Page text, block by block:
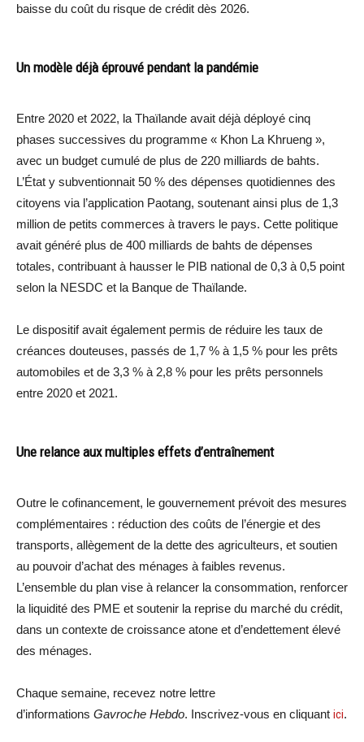
baisse du coût du risque de crédit dès 2026.
Un modèle déjà éprouvé pendant la pandémie
Entre 2020 et 2022, la Thaïlande avait déjà déployé cinq
phases successives du programme « Khon La Khrueng »,
avec un budget cumulé de plus de 220 milliards de bahts.
L’État y subventionnait 50 % des dépenses quotidiennes des
citoyens via l’application Paotang, soutenant ainsi plus de 1,3
million de petits commerces à travers le pays. Cette politique
avait généré plus de 400 milliards de bahts de dépenses
totales, contribuant à hausser le PIB national de 0,3 à 0,5 point
selon la NESDC et la Banque de Thaïlande.
Le dispositif avait également permis de réduire les taux de
créances douteuses, passés de 1,7 % à 1,5 % pour les prêts
automobiles et de 3,3 % à 2,8 % pour les prêts personnels
entre 2020 et 2021.
Une relance aux multiples effets d’entraînement
Outre le cofinancement, le gouvernement prévoit des mesures
complémentaires : réduction des coûts de l’énergie et des
transports, allègement de la dette des agriculteurs, et soutien
au pouvoir d’achat des ménages à faibles revenus.
L’ensemble du plan vise à relancer la consommation, renforcer
la liquidité des PME et soutenir la reprise du marché du crédit,
dans un contexte de croissance atone et d’endettement élevé
des ménages.
Chaque semaine, recevez notre lettre
d’informations Gavroche Hebdo. Inscrivez-vous en cliquant ici.